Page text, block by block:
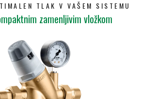
TLAK V VAŠEM SISTEMU
zamenljivim vložkom